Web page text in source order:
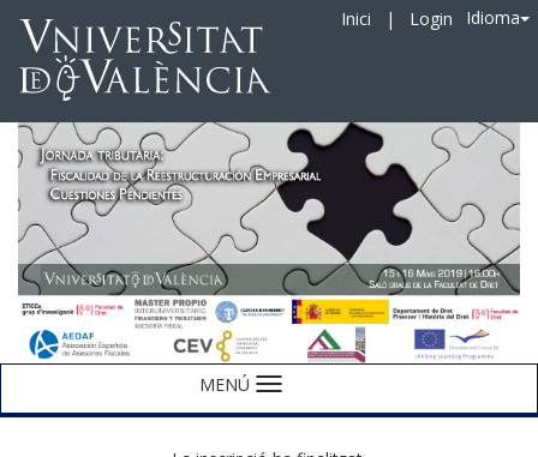
Inici | Login Idioma
MENÚ Idioma